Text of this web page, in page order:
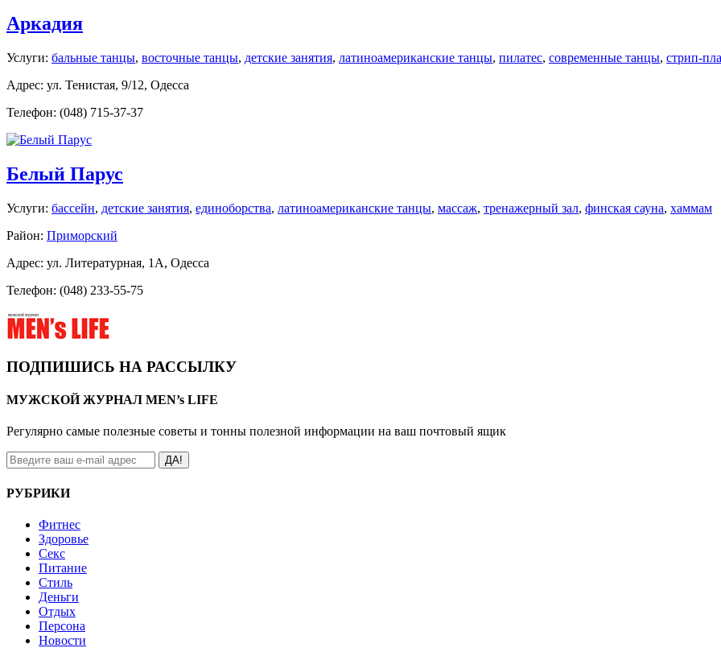
Аркадия
Услуги: бальные танцы, восточные танцы, детские занятия, латиноамериканские танцы, пилатес, современные танцы, стрип-
Адрес: ул. Тенистая, 9/12, Одесса
Телефон: (048) 715-37-37
Белый Парус
Услуги: бассейн, детские занятия, единоборства, латиноамериканские танцы, массаж, тренажерный зал, финская сауна, хаммам
Район: Приморский
Адрес: ул. Литературная, 1А, Одесса
Телефон: (048) 233-55-75
ПОДПИШИСЬ НА РАССЫЛКУ
МУЖСКОЙ ЖУРНАЛ MEN’s LIFE
Регулярно самые полезные советы и тонны полезной информации на ваш почтовый ящик
ДА!
РУБРИКИ
Фитнес
Здоровье
Секс
Питание
Стиль
Деньги
Отдых
Персона
Новости